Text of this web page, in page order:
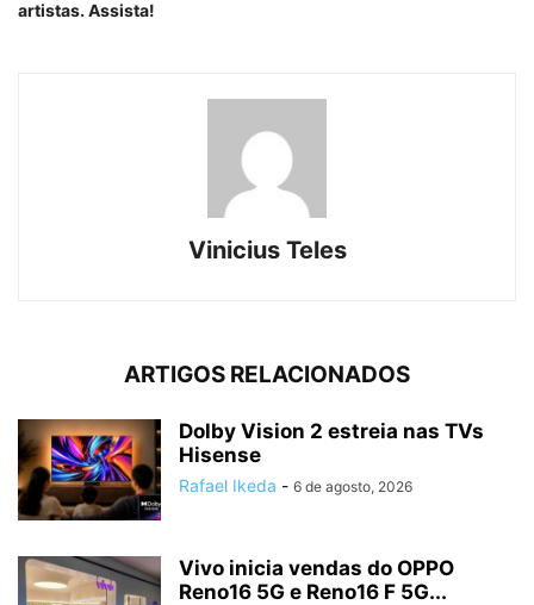
artistas. Assista!
Vinicius Teles
ARTIGOS RELACIONADOS
Dolby Vision 2 estreia nas TVs
Hisense
Rafael Ikeda - 6 de agosto, 2026
Vivo inicia vendas do OPPO
Reno16 5G e Reno16 F 5G...